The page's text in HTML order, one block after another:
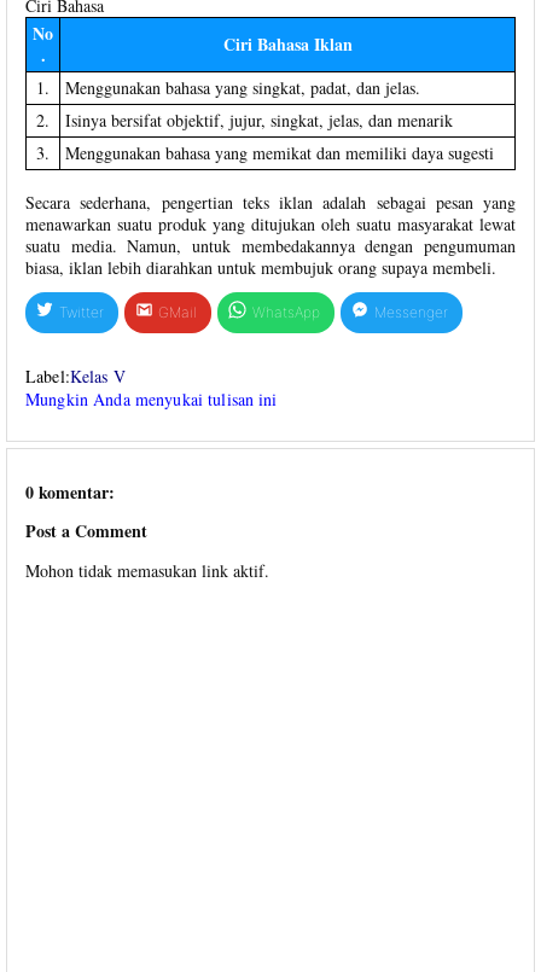
Ciri Bahasa
No
.
Ciri Bahasa Iklan
1.
Menggunakan bahasa yang singkat, padat, dan jelas.
2.
Isinya bersifat objektif, jujur, singkat, jelas, dan menarik
3.
Menggunakan bahasa yang memikat dan memiliki daya sugesti
Secara sederhana, pengertian teks iklan adalah sebagai pesan yang
menawarkan suatu produk yang ditujukan oleh suatu masyarakat lewat
suatu media. Namun, untuk membedakannya dengan pengumuman
biasa, iklan lebih diarahkan untuk membujuk orang supaya membeli.
Twitter GMail WhatsApp Messenger
Label:Kelas V
Mungkin Anda menyukai tulisan ini
0 komentar:
Post a Comment
Mohon tidak memasukan link aktif.